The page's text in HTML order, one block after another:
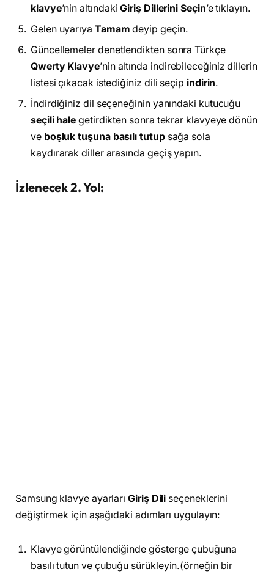
klavye’nin altındakiGiriş Dillerini Seçin’e tıklayın.
Gelen uyarıya Tamam deyip geçin.
Güncellemeler denetlendikten sonra Türkçe
Qwerty Klavye’nin altında indirebileceğiniz dillerin
listesi çıkacak istediğiniz dili seçip indirin.
İndirdiğiniz dil seçeneğinin yanındaki kutucuğu
seçili hale getirdikten sonra tekrar klavyeye dönün
ve boşluk tuşuna basılı tutupsağa sola
kaydırarak diller arasında geçiş yapın.
İzlenecek 2. Yol:
Samsung klavye ayarlarıGiriş Dili seçeneklerini
değiştirmek için aşağıdaki adımları uygulayın:
Klavye görüntülendiğinde gösterge çubuğuna
basılı tutun ve çubuğu sürükleyin.(örneğin bir